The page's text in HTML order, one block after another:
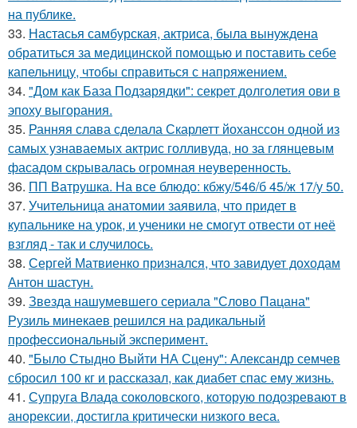
на публике.
33. Настасья самбурская, актриса, была вынуждена
обратиться за медицинской помощью и поставить себе
капельницу, чтобы справиться с напряжением.
34. "Дом как База Подзарядки": секрет долголетия ови в
эпоху выгорания.
35. Ранняя слава сделала Скарлетт йоханссон одной из
самых узнаваемых актрис голливуда, но за глянцевым
фасадом скрывалась огромная неуверенность.
36. ПП Ватрушка. На все блюдо: кбжу/546/б 45/ж 17/у 50.
37. Учительница анатомии заявила, что придет в
купальнике на урок, и ученики не смогут отвести от неё
взгляд - так и случилось.
38. Сергей Матвиенко признался, что завидует доходам
Антон шастун.
39. Звезда нашумевшего сериала "Слово Пацана"
Рузиль минекаев решился на радикальный
профессиональный эксперимент.
40. "Было Стыдно Выйти НА Сцену": Александр семчев
сбросил 100 кг и рассказал, как диабет спас ему жизнь.
41. Супруга Влада соколовского, которую подозревают в
анорексии, достигла критически низкого веса.